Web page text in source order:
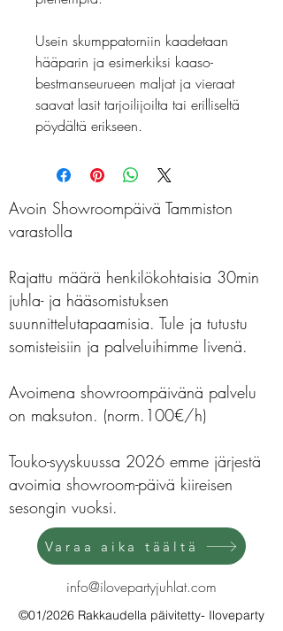
Usein skumppatorniin kaadetaan
hääparin ja esimerkiksi kaaso-
bestmanseurueen maljat ja vieraat
saavat lasit tarjoilijoilta tai erilliseltä
pöydältä erikseen.
Avoin Showroompäivä Tammiston
varastolla
Rajattu määrä henkilökohtaisia 30min
juhla- ja hääsomistuksen
suunnittelutapaamisia. Tule ja tutustu
somisteisiin ja palveluihimme livenä.
Avoimena showroompäivänä palvelu
on maksuton. (norm.100€/h)
Touko-syyskuussa 2026 emme järjestä
avoimia showroom-päivä kiireisen
sesongin vuoksi.
Varaa aika täältä
info@ilovepartyjuhlat.com
©01/2026 Rakkaudella päivitetty- Iloveparty